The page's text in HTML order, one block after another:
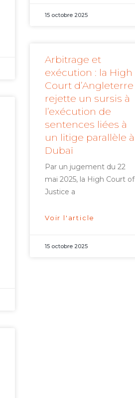
15 octobre 2025
Arbitrage et
exécution : la High
Court d’Angleterre
rejette un sursis à
l’exécution de
sentences liées à
un litige parallèle à
Dubaï
Par un jugement du 22
mai 2025, la High Court of
Justice a
Voir l'article
15 octobre 2025